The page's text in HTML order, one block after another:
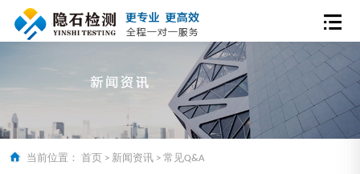
当前位置： 首页 > 新闻资讯 > 常见Q&A